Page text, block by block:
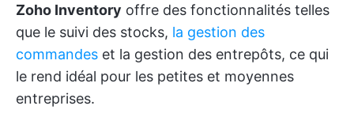
Zoho Inventory offre des fonctionnalités telles
que le suivi des stocks, la gestion des
commandes et la gestion des entrepôts, ce qui
le rend idéal pour les petites et moyennes
entreprises.